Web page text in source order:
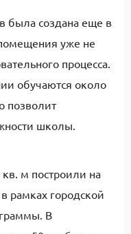
была создана еще в
уже не
процесса.
обучаются около
позволит
школы.
м построили на
рамках городской
В